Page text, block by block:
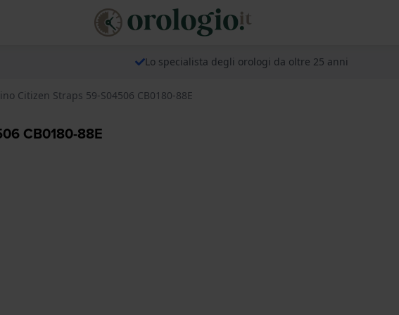
Lo specialista degli orologi da oltre 25 anni
Citizen Straps 59-S04506 CB0180-88E
CB0180-88E